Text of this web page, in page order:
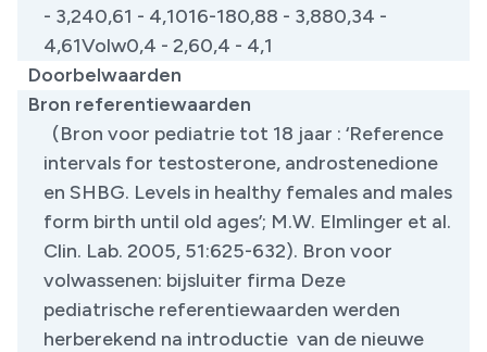
- 3,240,61 - 4,1016-180,88 - 3,880,34 -
4,61Volw0,4 - 2,60,4 - 4,1
Doorbelwaarden
Bron referentiewaarden
(Bron voor pediatrie tot 18 jaar : ‘Reference
intervals for testosterone, androstenedione
en SHBG. Levels in healthy females and males
form birth until old ages’; M.W. Elmlinger et al.
Clin. Lab. 2005, 51:625-632). Bron voor
volwassenen: bijsluiter firma Deze
pediatrische referentiewaarden werden
herberekend na introductie van de nieuwe